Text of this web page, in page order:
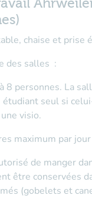
chaise et prise
des salles :
8 personnes. La
seul si
visio.
maximum par
de manger
être conservées
(gobelets et